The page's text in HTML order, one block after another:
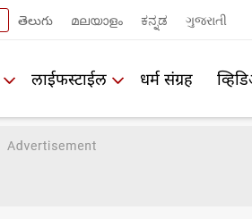
తెలుగు മലയാളം ಕನ್ನಡ ગુજરાતી
लाईफस्टाईल धर्म संग्रह